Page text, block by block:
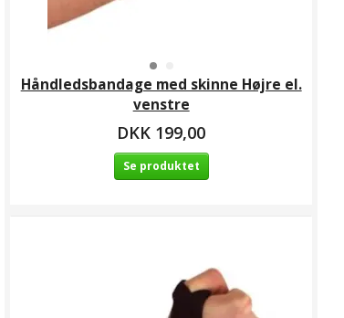
Håndledsbandage med skinne Højre el.
venstre
DKK 199,00
Se produktet